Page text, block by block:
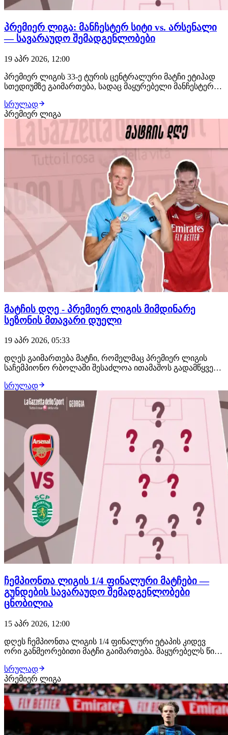
პრემიერ ლიგა: მანჩესტერ სიტი vs. არსენალი
— სავარაუდო შემადგენლობები
19 აპრ 2026, 12:00
პრემიერ ლიგის 33-ე ტურის ცენტრალური მატჩი ეტიჰად
სთედიუმზე გაიმართება, სადაც მაყურებელი მანჩესტერ
სტატიაში შემოგთავაზებთ გუნდების სავარაუდო
შემადგენლობებს. მანჩესტერ სიტი (4-2-3-1): დონარუმა,
ნუნიეში, ხუსანოვი, გეჰი, ო'რაილი, როდრი,…
სრულად
პრემიერ ლიგა
მატჩის დღე - პრემიერ ლიგის მიმდინარე
სეზონის მთავარი დუელი
19 აპრ 2026, 05:33
დღეს გაიმართება მატჩი, რომელმაც პრემიერ ლიგის
საჩემპიონო რბოლაში შესაძლოა ითამაშოს გადამწყვეტი
განვიხილოთ, თუ რას უნდა ველოდოთ აღნიშნული
შეხვედრისგან. მანჩესტერ სიტი V არსენალი | 19:30
პრემიერ ლიგაში გამართული 32 ტურის შემდეგ, პირველ
სრულად
ჩემპიონთა ლიგის 1/4 ფინალური მატჩები —
გუნდების სავარაუდო შემადგენლობები
ცნობილია
15 აპრ 2026, 12:00
დღეს ჩემპიონთა ლიგის 1/4 ფინალური ეტაპის კიდევ
ორი განმეორებითი მატჩი გაიმართება. მაყურებელს წინ
დაპირისპირებები ელოდება. ამ სტატიაში
შემოგთავაზებთ დღევანდელი მატჩების სავარაუდო
შემადგენლობებს. არსენალი VS. სპორტინგი არსენალი
(4-2-3-1):…
სრულად
პრემიერ ლიგა